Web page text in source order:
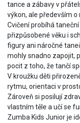
tance a zábavy v
výkon, ale především o
Cvičení probíhá
přizpůsobené věku i
figury ani náročné
mohly snadno zapojit,
pocit z toho, že tančí
V kroužku děti
rytmu, orientaci v
Zároveň si posilují
vlastním těle a učí se
Zumba Kids Junior je